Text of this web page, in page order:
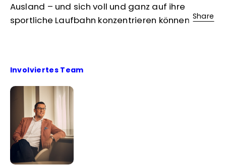
Ausland – und sich voll und ganz auf ihre
sportliche Laufbahn konzentrieren können.
Involviertes Team
Share